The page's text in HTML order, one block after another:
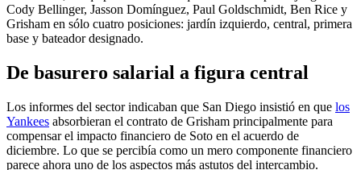
Cody Bellinger, Jasson Domínguez, Paul Goldschmidt, Ben Rice y
Grisham en sólo cuatro posiciones: jardín izquierdo, central, primera
base y bateador designado.
De basurero salarial a figura central
Los informes del sector indicaban que San Diego insistió en que los
Yankees absorbieran el contrato de Grisham principalmente para
compensar el impacto financiero de Soto en el acuerdo de
diciembre. Lo que se percibía como un mero componente financiero
parece ahora uno de los aspectos más astutos del intercambio.